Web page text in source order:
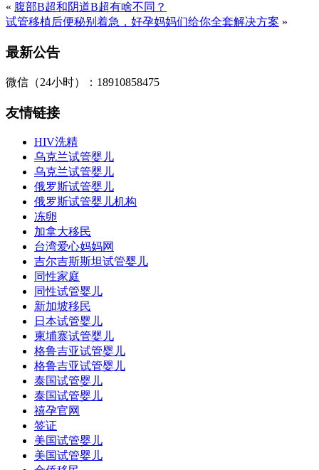
« 腹部B超和阴道B超有啥不同？
试管移植后便秘别着急，好孕妈妈们给你全套解决方案 »
最新公告
微信（24小时）：18910858475
友情链接
HIV洗精
乌克兰试管婴儿
乌克兰试管婴儿
俄罗斯试管婴儿
俄罗斯试管婴儿机构
冻卵
加拿大移民
台湾爱心妈妈网
吉尔吉斯斯坦试管婴儿
同性家庭
同性试管婴儿
新加坡移民
日本试管婴儿
柬埔寨试管婴儿
格鲁吉亚试管婴儿
格鲁吉亚试管婴儿
泰国试管婴儿
泰国试管婴儿
禧孕官网
签证
美国试管婴儿
美国试管婴儿